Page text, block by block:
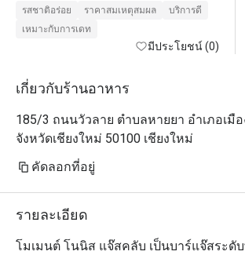
รสชาติอร่อย ราคาสมเหตุสมผล
บริการดี
เหมาะกับการเดท
มีประโยชน์ (0)
เกี่ยวกับร้านอาหาร
185/3 ถนนวัวลาย ตำบลหายยา อำเภอเมือ
จังหวัดเชียงใหม่ 50100 เชียงใหม่
คัดลอกที่อยู่
รายละเอียด
โมเมนต์ โนนิส แจ๊สคลับ เป็นบาร์แจ๊สระดั